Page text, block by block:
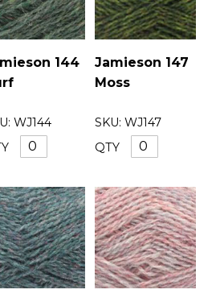
144
WJ144
Jamieson 147
Moss
SKU: WJ147
QTY